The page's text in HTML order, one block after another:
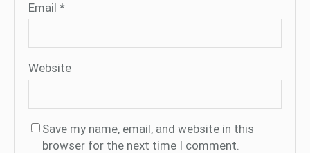
Email *
Website
Save my name, email, and website in this
browser for the next time I comment.